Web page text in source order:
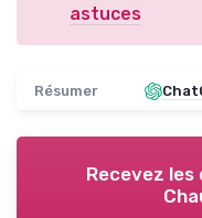
astuces
Résumer
Recevez